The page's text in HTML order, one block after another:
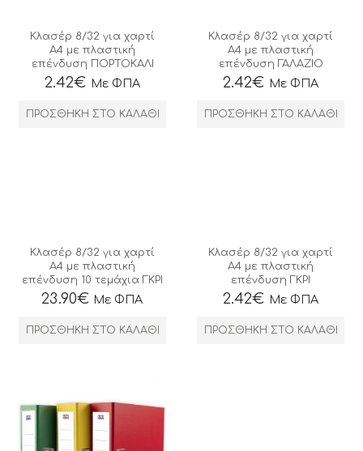
Κλασέρ 8/32 για χαρτί
Α4 με πλαστική
επένδυση ΠΟΡΤΟΚΑΛΙ
2.42€ Με ΦΠΑ
ΠΡΟΣΘΉΚΗ ΣΤΟ ΚΑΛΆΘΙ
Κλασέρ 8/32 για χαρτί
Α4 με πλαστική
επένδυση ΓΑΛΑΖΙΟ
2.42€ Με ΦΠΑ
ΠΡΟΣΘΉΚΗ ΣΤΟ ΚΑΛΆΘΙ
Κλασέρ 8/32 για χαρτί
Α4 με πλαστική
επένδυση 10 τεμάχια ΓΚΡΙ
23.90€ Με ΦΠΑ
ΠΡΟΣΘΉΚΗ ΣΤΟ ΚΑΛΆΘΙ
Κλασέρ 8/32 για χαρτί
Α4 με πλαστική
επένδυση ΓΚΡΙ
2.42€ Με ΦΠΑ
ΠΡΟΣΘΉΚΗ ΣΤΟ ΚΑΛΆΘΙ